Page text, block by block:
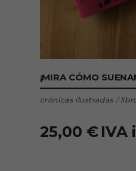
¡MIRA CÓMO
crónicas ilustradas/
25,00 € IVA